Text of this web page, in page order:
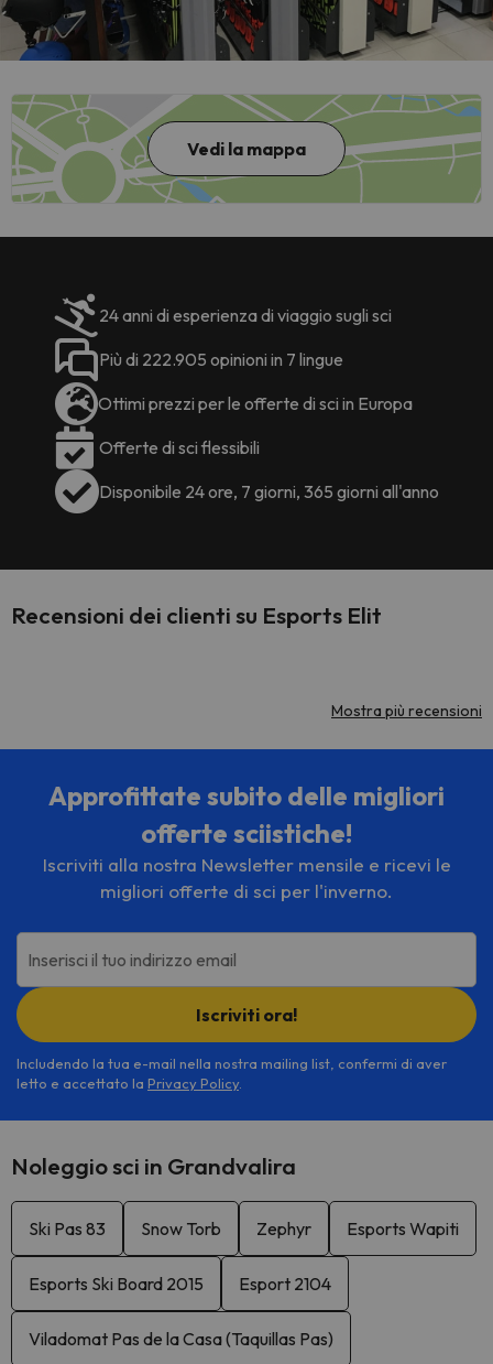
Vedi la mappa
24 anni di esperienza di viaggio sugli sci
Più di 222.905 opinioni in 7 lingue
Ottimi prezzi per le offerte di sci in Europa
Offerte di sci flessibili
Disponibile 24 ore, 7 giorni, 365 giorni all'anno
Recensioni dei clienti su Esports Elit
Mostra più recensioni
Approfittate subito delle migliori
offerte sciistiche!
Iscriviti alla nostra Newsletter mensile e ricevi le
migliori offerte di sci per l'inverno.
Inserisci il tuo indirizzo email
Iscriviti ora!
Includendo la tua e-mail nella nostra mailing list, confermi di aver
letto e accettato la Privacy Policy.
Noleggio sci in Grandvalira
Ski Pas 83 Snow Torb Zephyr Esports Wapiti
Esports Ski Board 2015 Esport 2104
Viladomat Pas de la Casa (Taquillas Pas)